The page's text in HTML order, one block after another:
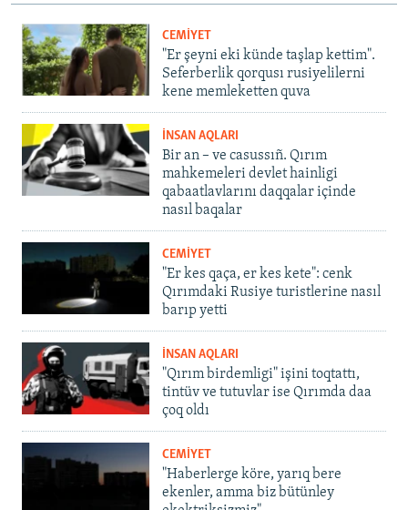
CEMİYET
"Er şeyni eki künde taşlap kettim".
Seferberlik qorqusı rusiyelilerni
kene memleketten quva
İNSAN AQLARI
Bir an – ve casussıñ. Qırım
mahkemeleri devlet hainligi
qabaatlavlarını daqqalar içinde
nasıl baqalar
CEMİYET
"Er kes qaça, er kes kete": cenk
Qırımdaki Rusiye turistlerine nasıl
barıp yetti
İNSAN AQLARI
"Qırım birdemligi" işini toqtattı,
tintüv ve tutuvlar ise Qırımda daa
çoq oldı
CEMİYET
"Haberlerge köre, yarıq bere
ekenler, amma biz bütünley